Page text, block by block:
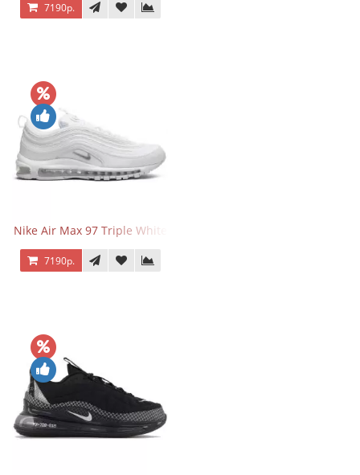
7190р.
Nike Air Max 97 Triple White
7190р.